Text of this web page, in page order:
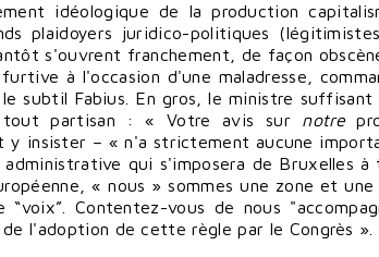
idéologique de la production
plaidoyers juridico-politiques
s'ouvrent franchement, de façon
à l'occasion d'une maladresse,
subtil Fabius. En gros, le ministre
partisan : « Votre avis sur notre
y insister – « n'a strictement aucune
qui s'imposera de Bruxelles
« nous » sommes une zone et
“voix”. Contentez-vous de nous
l'adoption de cette règle par le Congrès ».